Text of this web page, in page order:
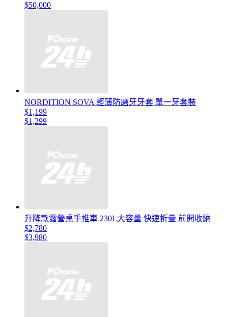
$50,000
NORDITION SOVA 輕薄防磨牙牙套 單一牙套裝
$1,199
$1,299
升降款露營桌手推車 230L大容量 快速折疊 前開收納
$2,780
$3,980